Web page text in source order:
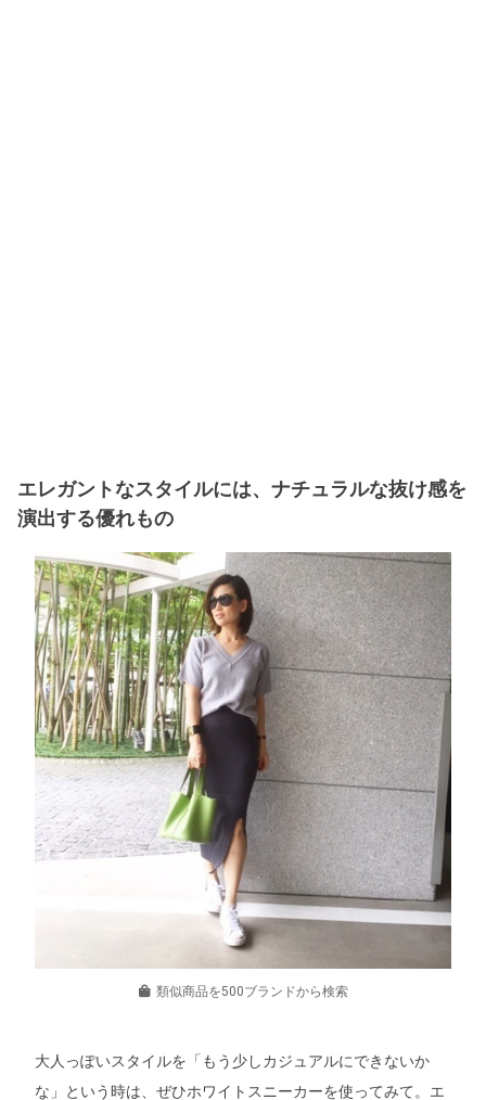
エレガントなスタイルには、ナチュラルな抜け感を
演出する優れもの
類似商品を500ブランドから検索
大人っぽいスタイルを「もう少しカジュアルにできないか
な」という時は、ぜひホワイトスニーカーを使ってみて。エ